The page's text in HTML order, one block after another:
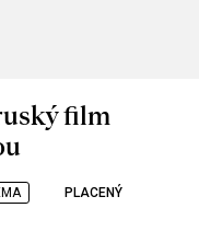
film
PLACENÝ